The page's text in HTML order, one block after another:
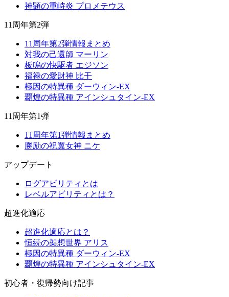
神顕の重峙炎 プロメテウス
11周年第2弾
11周年第2弾情報まとめ
対我の己還師 マーリン
板鳴の快駆者 エジソン
福禄の愛財神 比干
極因の特異種 ダーウィン-EX
覇煌の特異種 アインシュタイン-EX
11周年第1弾
11周年第1弾情報まとめ
勝励の祝翼女神 ニケ
アップデート
ログアビリティとは
レベルアビリティとは？
超進化適応
超進化適応とは？
恒続の架想世界 アリス
極因の特異種 ダーウィン-EX
覇煌の特異種 アインシュタイン-EX
初心者・復帰勢向け記事